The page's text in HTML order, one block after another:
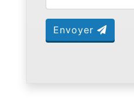
Envoyer